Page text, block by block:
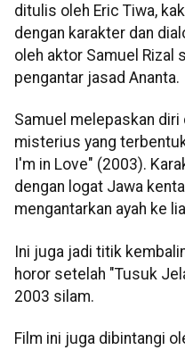
ditulis oleh Eric Tiwa,
dengan karakter dan
oleh aktor Samuel
pengantar jasad Ananta.
Samuel melepaskan
misterius yang
I'm in Love" (2003).
dengan logat Jawa
mengantarkan ayah ke
Ini juga jadi titik
horor setelah "Tusuk
2003 silam.
Film ini juga dibintangi